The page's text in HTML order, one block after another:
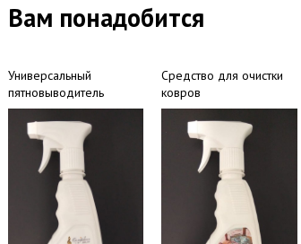
Вам понадобится
Универсальный
пятновыводитель
Средство для очистки
ковров